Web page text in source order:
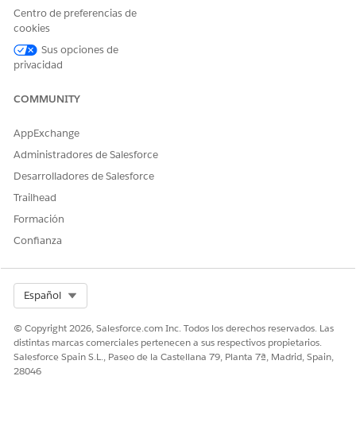
Página Domicilio bancario - Una columna
Página Domicilio bancario - Dos columnas
Página Particular de banca - Dos columnas
busque cualquier duplicado de esas páginas.
Agregue una ficha personalizada para la Lista de
planes de acción y asígnele el nombre Planes de
En la paleta de componentes, seleccione
planes
página.
CONSULTE TAMBIÉN:
Ayuda de Salesforce: Páginas Lightning
Centro de preferencias de
cookies
Sus opciones de
privacidad
COMMUNITY
AppExchange
Administradores de Salesforce
Desarrolladores de Salesforce
Trailhead
Formación
Confianza
Español
© Copyright 2026, Salesforce.com Inc. Todos los derechos reservados. Las
distintas marcas comerciales pertenecen a sus respectivos propietarios.
Salesforce Spain S.L., Paseo de la Castellana 79, Planta 7ª, Madrid, Spain,
28046